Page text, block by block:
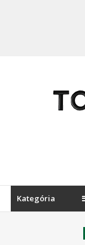
akku.com
Kategória